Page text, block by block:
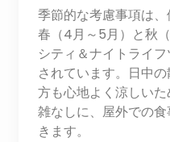
季節的な考慮事項は、
春（4月～5月）と秋
シティ＆ナイトライ
されています。日中
方も心地よく涼しい
雑なしに、屋外での
きます。